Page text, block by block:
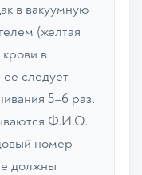
в вакуумную
(желтая
в
следует
5–6 раз.
Ф.И.О.
номер
должны